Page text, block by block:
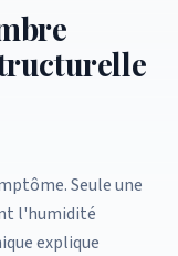
Seule une
l'humidité
explique